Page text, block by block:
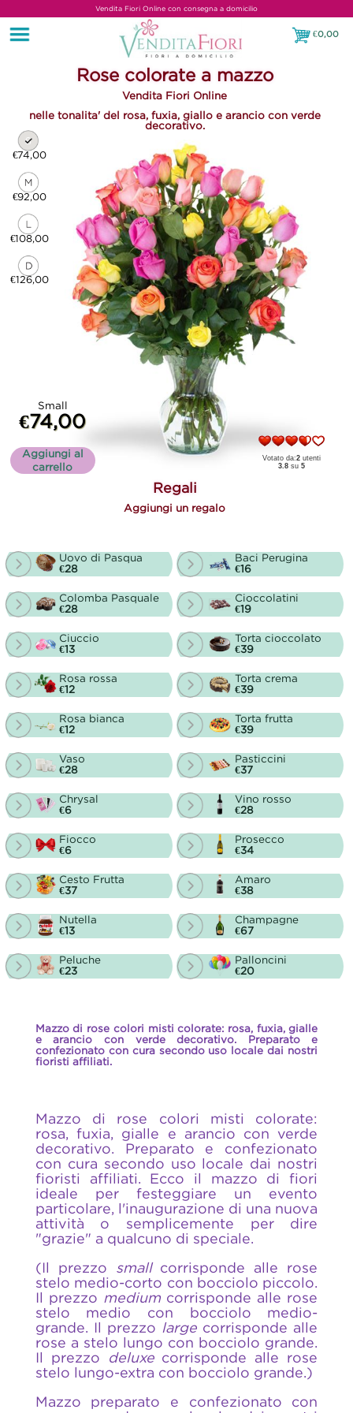
Vendita Fiori Online con consegna a domicilio
€0,00
€0,00
Rose colorate a mazzo
Vendita Fiori Online
nelle tonalita' del rosa, fuxia, giallo e arancio con verde
decorativo.
€74,00
€92,00
€108,00
€126,00
Small
€74,00
Aggiungi al
carrello
Votato da:2 utenti
3.8 su5
Regali
Aggiungi un regalo
Uovo di Pasqua
€28
Colomba Pasquale
€28
Ciuccio
€13
Rosa rossa
€12
Rosa bianca
€12
Vaso
€28
Chrysal
€6
Fiocco
€6
Cesto Frutta
€37
Nutella
€13
Peluche
€23
Baci Perugina
€16
Cioccolatini
€19
Torta cioccolato
€39
Torta crema
€39
Torta frutta
€39
Pasticcini
€37
Vino rosso
€28
Prosecco
€34
Amaro
€38
Champagne
€67
Palloncini
€20
Mazzo di rose colori misti colorate: rosa, fuxia, gialle
e arancio con verde decorativo. Preparato e
confezionato con cura secondo uso locale dai nostri
fioristi affiliati.
Mazzo di rose colori misti colorate:
rosa, fuxia, gialle e arancio con verde
decorativo. Preparato e confezionato
con cura secondo uso locale dai nostri
fioristi affiliati. Ecco il mazzo di fiori
ideale per festeggiare un evento
particolare, l'inaugurazione di una nuova
attività o semplicemente per dire
"grazie" a qualcuno di speciale.
(Il prezzo small corrisponde alle rose
stelo medio-corto con bocciolo piccolo.
Il prezzo medium corrisponde alle rose
stelo medio con bocciolo medio-
grande. Il prezzo large corrisponde alle
rose a stelo lungo con bocciolo grande.
Il prezzo
deluxecorrisponde alle rose
stelo lungo-extra con bocciolo grande.)
Mazzo preparato e confezionato con